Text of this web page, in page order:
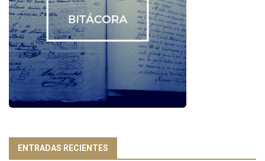
ENTRADAS RECIENTES